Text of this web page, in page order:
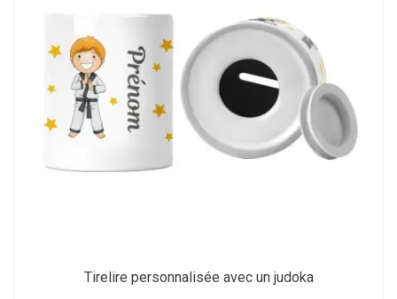
Tirelire personnalisée avec un judoka